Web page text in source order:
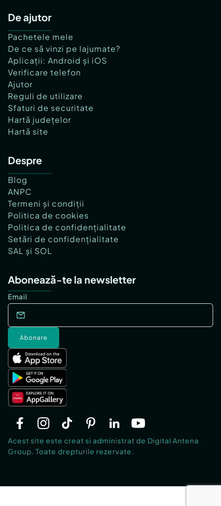
De ajutor
Pachetele mele
De ce să vinzi pe lajumate?
Aplicații: Android și iOS
Verificare telefon
Ajutor
Reguli de utilizare
Sfaturi de securitate
Hartă județelor
Hartă site
Despre
Blog
ANPC
Termeni și condiții
Politica de cookies
Politica de confidențialitate
Setări de confidențialitate
SAL și SOL
Abonează-te la newsletter
Email
Abonare
Acest site este creat si administrat de Digital Antena
Group. Toate drepturile rezervate.